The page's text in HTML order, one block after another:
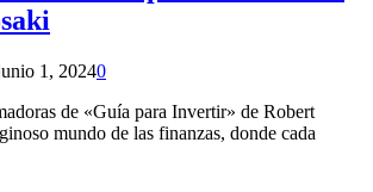
1, 20240
de «Guía para Invertir» de Robert
mundo de las finanzas, donde cada